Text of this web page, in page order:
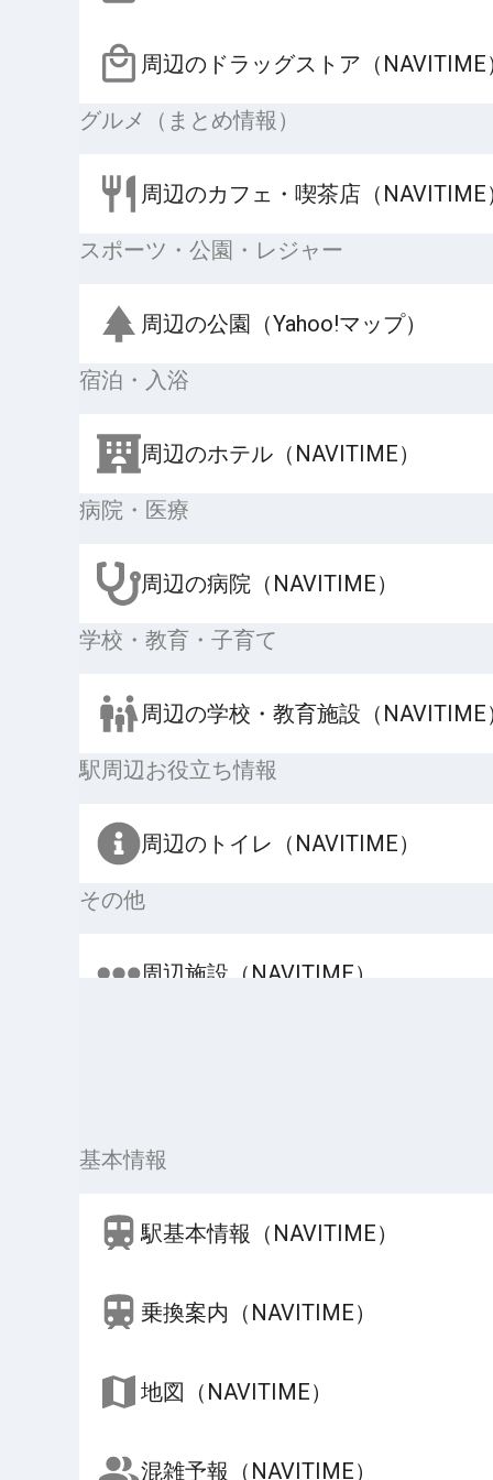
周辺のドラッグストア（NAVITIME
グルメ（まとめ情報）
周辺のカフェ・喫茶店（NAVITIME
スポーツ・公園・レジャー
周辺の公園（Yahoo!マップ）
宿泊・入浴
周辺のホテル（NAVITIME）
病院・医療
周辺の病院（NAVITIME）
学校・教育・子育て
周辺の学校・教育施設（NAVITIME
駅周辺お役立ち情報
周辺のトイレ（NAVITIME）
その他
周辺施設（NAVITIME）
基本情報
駅基本情報（NAVITIME）
乗換案内（NAVITIME）
地図（NAVITIME）
混雑予報（NAVITIME）